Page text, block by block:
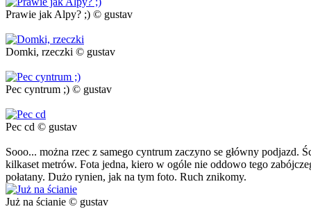
Prawie jak Alpy? ;) © gustav
Domki, rzeczki © gustav
Pec cyntrum ;) © gustav
Pec cd © gustav
Sooo... można rzec z samego cyntrum zaczyno se główny
kilkaset metrów. Fota jedna, kiero w ogóle nie oddowo tego
połatany. Dużo rynien, jak na tym foto. Ruch znikomy.
Już na ścianie © gustav